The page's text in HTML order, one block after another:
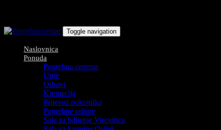
Toggle navigation
Naslovnica
Ponuda
Pogrebna oprema
Urne
Odrovi
Kremacija
Prijevoz pokojnika
Pogrebne usluge
Sala za bdijenje Virovitica